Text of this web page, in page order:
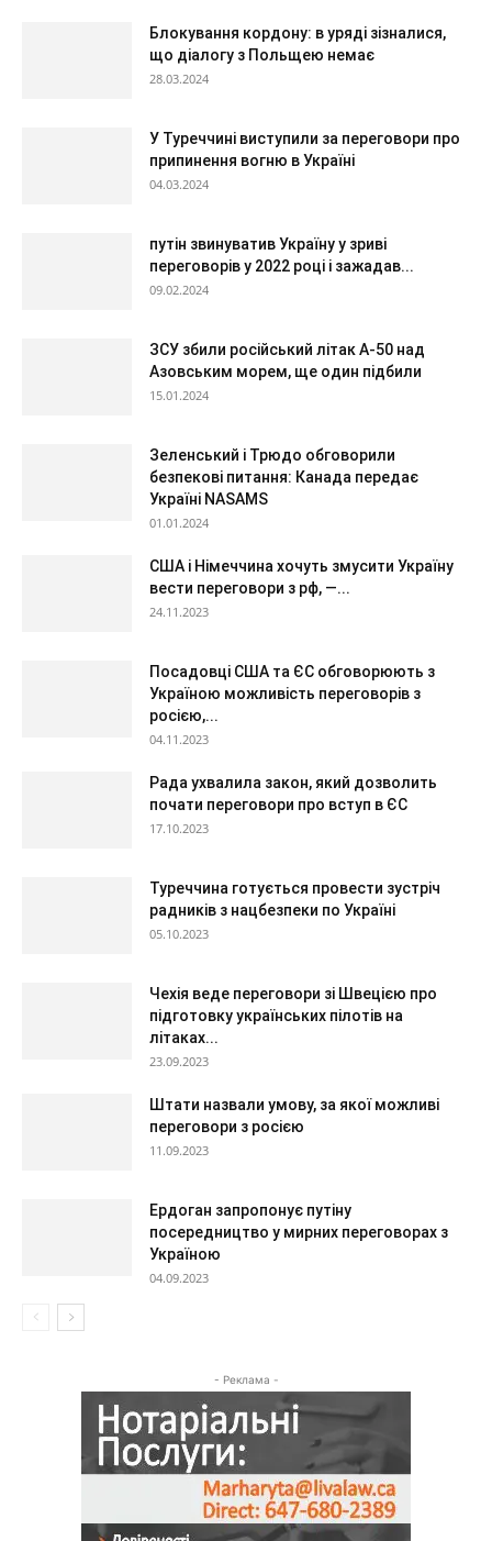
Блокування кордону: в уряді зізналися,
що діалогу з Польщею немає
28.03.2024
У Туреччині виступили за переговори про
припинення вогню в Україні
04.03.2024
путін звинуватив Україну у зриві
переговорів у 2022 році і зажадав...
09.02.2024
ЗСУ збили російський літак А-50 над
Азовським морем, ще один підбили
15.01.2024
Зеленський і Трюдо обговорили
безпекові питання: Канада передає
Україні NASAMS
01.01.2024
США і Німеччина хочуть змусити Україну
вести переговори з рф, —...
24.11.2023
Посадовці США та ЄС обговорюють з
Україною можливість переговорів з
росією,...
04.11.2023
Рада ухвалила закон, який дозволить
почати переговори про вступ в ЄС
17.10.2023
Туреччина готується провести зустріч
радників з нацбезпеки по Україні
05.10.2023
Чехія веде переговори зі Швецією про
підготовку українських пілотів на
літаках...
23.09.2023
Штати назвали умову, за якої можливі
переговори з росією
11.09.2023
Ердоган запропонує путіну
посередництво у мирних переговорах з
Україною
04.09.2023
- Реклама -